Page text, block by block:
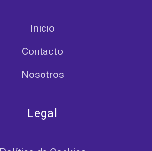
Inicio
Contacto
Nosotros
Legal